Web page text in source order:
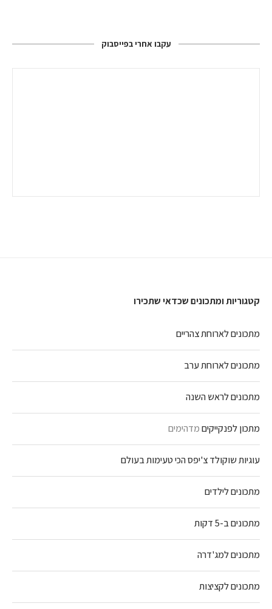
עקבו אחרי בפייסבוק
קטגוריות ומתכונים שכדאי שתכירו
מתכונים לארוחת צהריים
מתכונים לארוחת ערב
מתכונים לראש השנה
מתכון לפנקייקיםמדהימים
עוגיות שוקולד צ'יפס הכי טעימות בעולם
מתכונים לילדים
מתכונים ב-5 דקות
מתכונים למג'דרה
מתכונים לקציצות